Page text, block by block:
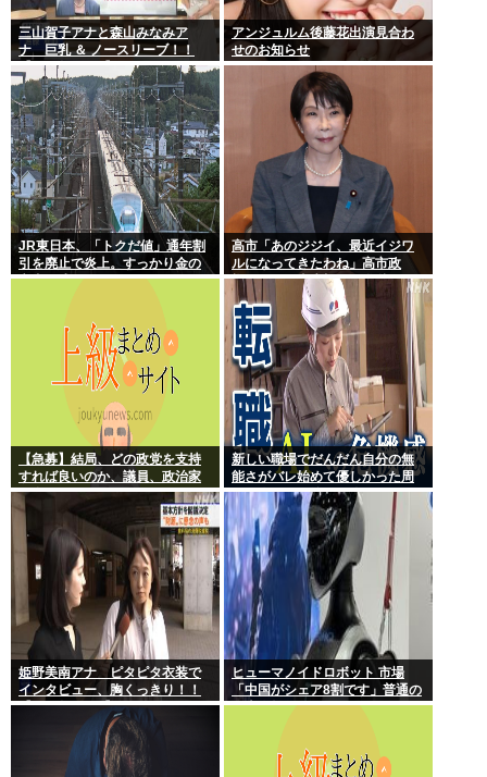
三山賀子アナと森山みなみア
ナ 巨乳 ＆ ノースリーブ！！
【GIF動画あり】
アンジュルム後藤花出演見合わ
せのお知らせ
JR東日本、「トクだ値」通年割
引を廃止で炎上。すっかり金の
亡者と成り下がったな
高市「あのジジイ、最近イジワ
ルになってきたわね」高市政
権、ついに麻生切り！嫌儲はど
っちにつくの
【急募】結局、どの政党を支持
すれば良いのか、議員、政治家
は全員悪か
新しい職場でだんだん自分の無
能さがバレ始めて優しかった周
りの人たちが徐々に冷たくなっ
ていく時ってゾクゾクするよな
姫野美南アナ ピタピタ衣装で
インタビュー、胸くっきり！！
【GIF動画あり】
ヒューマノイドロボット 市場
「中国がシェア8割です」普通の
日本人怒りのフェイクニュース